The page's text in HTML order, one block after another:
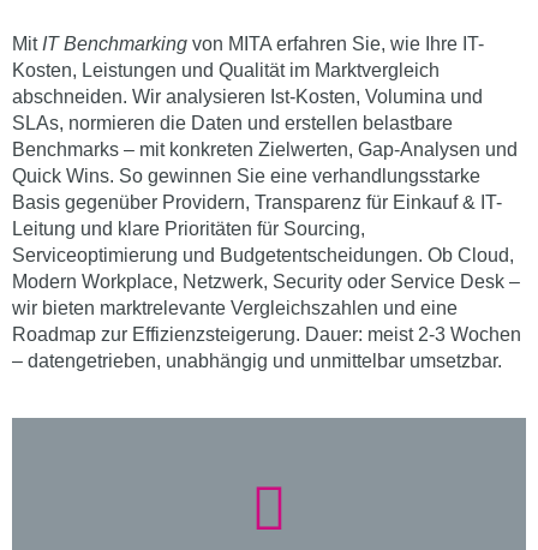
Mit IT Benchmarking von MITA erfahren Sie, wie Ihre IT-
Kosten, Leistungen und Qualität im Marktvergleich
abschneiden. Wir analysieren Ist-Kosten, Volumina und
SLAs, normieren die Daten und erstellen belastbare
Benchmarks – mit konkreten Zielwerten, Gap-Analysen und
Quick Wins. So gewinnen Sie eine verhandlungsstarke
Basis gegenüber Providern, Transparenz für Einkauf & IT-
Leitung und klare Prioritäten für Sourcing,
Serviceoptimierung und Budgetentscheidungen. Ob Cloud,
Modern Workplace, Netzwerk, Security oder Service Desk –
wir bieten marktrelevante Vergleichszahlen und eine
Roadmap zur Effizienzsteigerung. Dauer: meist 2-3 Wochen
– datengetrieben, unabhängig und unmittelbar umsetzbar.